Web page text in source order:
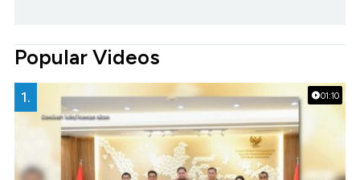
Popular Videos
01:10
1.